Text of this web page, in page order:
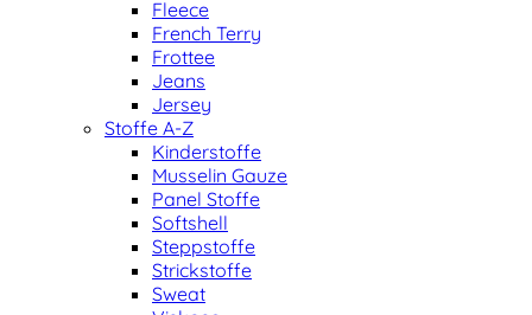
Fleece
French Terry
Frottee
Jeans
Jersey
Stoffe A-Z
Kinderstoffe
Musselin Gauze
Panel Stoffe
Softshell
Steppstoffe
Strickstoffe
Sweat